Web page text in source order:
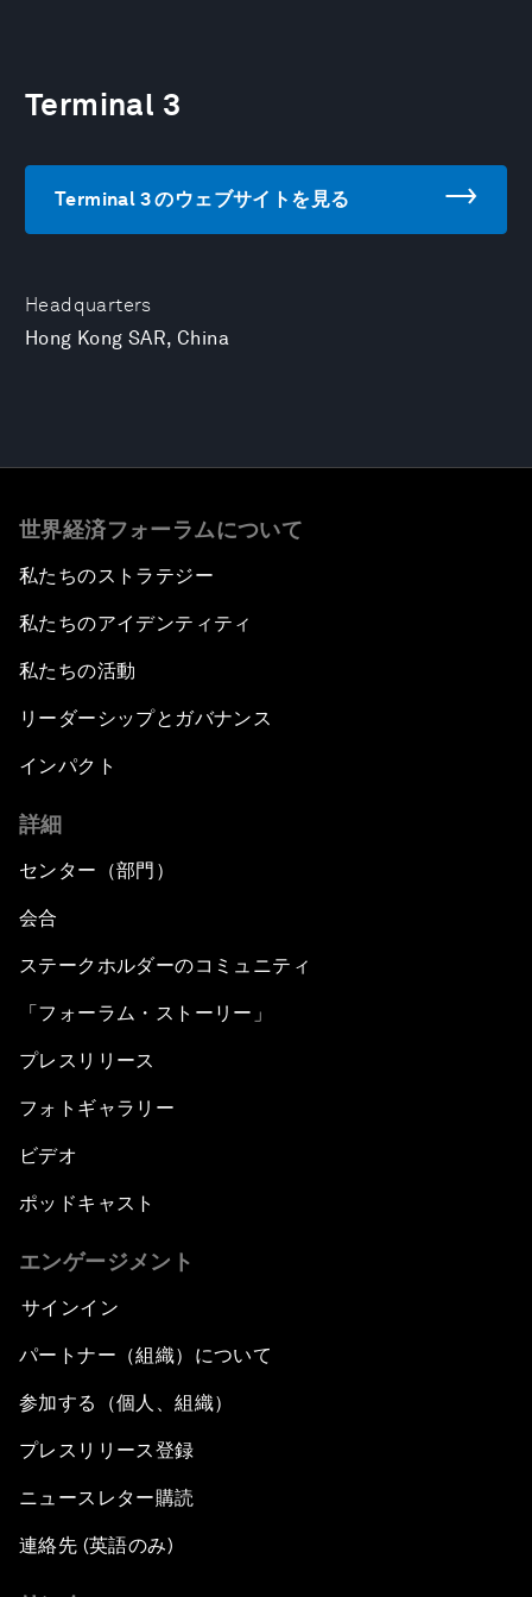
Headquarters
Hong Kong SAR, China
Terminal 3
Terminal 3 のウェブサイトを見る
世界経済フォーラムについて
私たちのストラテジー
私たちのアイデンティティ
私たちの活動
リーダーシップとガバナンス
インパクト
詳細
センター（部門）
会合
ステークホルダーのコミュニティ
「フォーラム・ストーリー」
プレスリリース
フォトギャラリー
ビデオ
ポッドキャスト
エンゲージメント
サインイン
パートナー（組織）について
参加する（個人、組織）
プレスリリース登録
ニュースレター購読
連絡先 (英語のみ)